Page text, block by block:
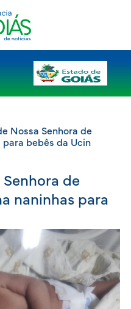
Nossa Senhora de
para bebês da Ucin
de
naninhas para